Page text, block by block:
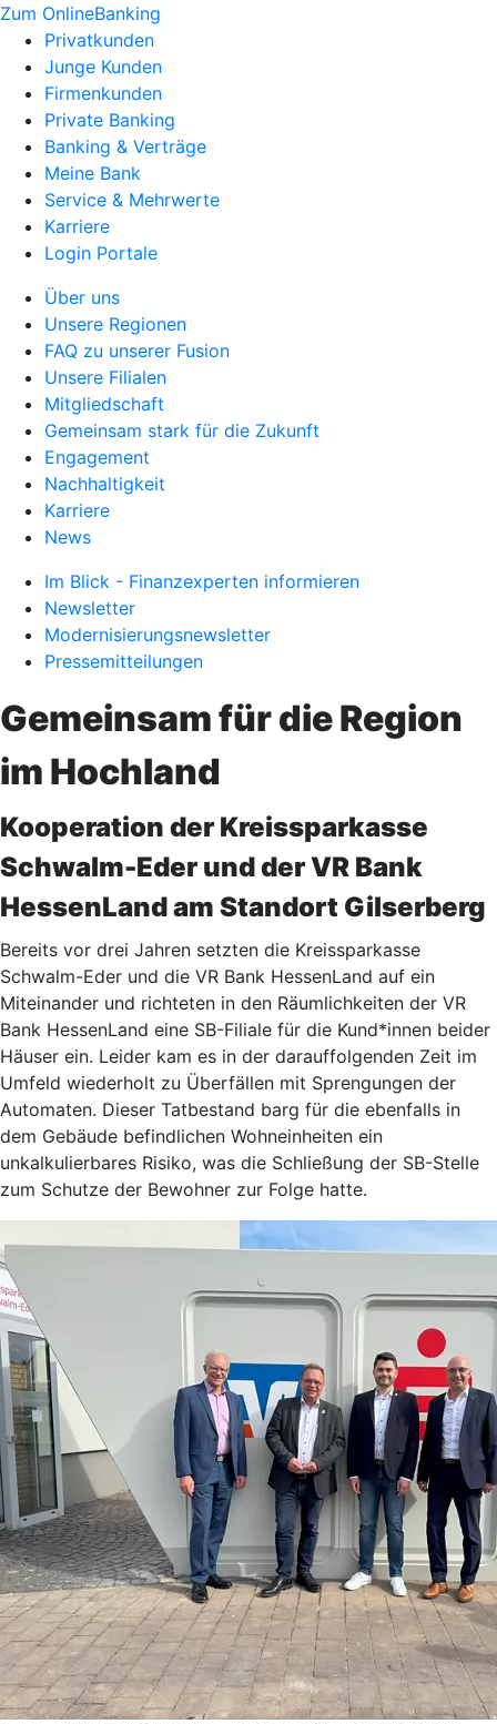
Zum OnlineBanking
Privatkunden
Junge Kunden
Firmenkunden
Private Banking
Banking & Verträge
Meine Bank
Service & Mehrwerte
Karriere
Login Portale
Über uns
Unsere Regionen
FAQ zu unserer Fusion
Unsere Filialen
Mitgliedschaft
Gemeinsam stark für die Zukunft
Engagement
Nachhaltigkeit
Karriere
News
Im Blick - Finanzexperten informieren
Newsletter
Modernisierungsnewsletter
Pressemitteilungen
Gemeinsam für die Region
im Hochland
Kooperation der Kreissparkasse
Schwalm-Eder und der VR Bank
HessenLand am Standort Gilserberg
Bereits vor drei Jahren setzten die Kreissparkasse
Schwalm-Eder und die VR Bank HessenLand auf ein
Miteinander und richteten in den Räumlichkeiten der VR
Bank HessenLand eine SB-Filiale für die Kund*innen beider
Häuser ein. Leider kam es in der darauffolgenden Zeit im
Umfeld wiederholt zu Überfällen mit Sprengungen der
Automaten. Dieser Tatbestand barg für die ebenfalls in
dem Gebäude befindlichen Wohneinheiten ein
unkalkulierbares Risiko, was die Schließung der SB-Stelle
zum Schutze der Bewohner zur Folge hatte.